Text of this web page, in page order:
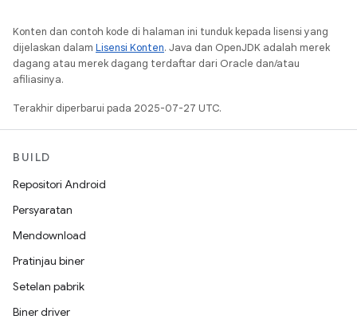
Konten dan contoh kode di halaman ini tunduk kepada lisensi yang
dijelaskan dalam Lisensi Konten. Java dan OpenJDK adalah merek
dagang atau merek dagang terdaftar dari Oracle dan/atau
afiliasinya.
Terakhir diperbarui pada 2025-07-27 UTC.
BUILD
Repositori Android
Persyaratan
Mendownload
Pratinjau biner
Setelan pabrik
Biner driver